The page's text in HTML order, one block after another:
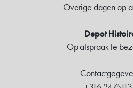
Overige dagen op
Depot
Op afspraak te